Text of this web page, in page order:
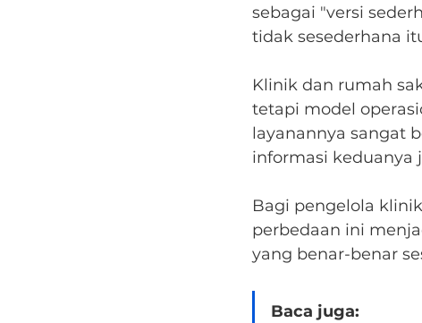
sebagai "versi
tidak sesederhana
Klinik dan rumah
tetapi model
layanannya sangat
informasi keduanya
Bagi pengelola
perbedaan ini
yang benar-benar
Baca juga: